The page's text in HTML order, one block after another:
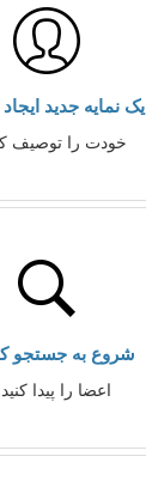
یک نمایه جدید ایجاد
خودت را توصیف
شروع به جستجو
اعضا را پیدا کنید